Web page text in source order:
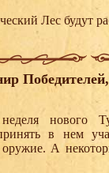
Лес будут
неделя нового
в нем
А